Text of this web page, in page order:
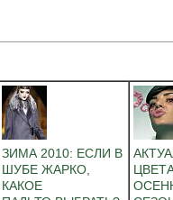
ЗИМА 2010: ЕСЛИ В
ШУБЕ ЖАРКО,
КАКОЕ